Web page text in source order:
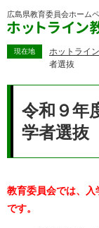
ー
広島県教育委員会ホーム
現在地 ホットライ
者選抜
令和９年
学者選抜
教育委員会では、
です。